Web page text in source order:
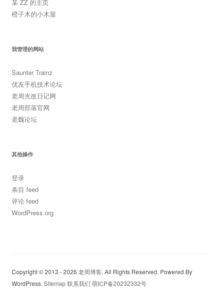
某 ZZ 的主页
橙子木的小木屋
我管理的网站
Saunter Trainz
优友手机技术论坛
老周光改日记网
老周部落官网
老魏论坛
其他操作
登录
条目 feed
评论 feed
WordPress.org
Copyright © 2013 - 2026 老周博客. All Rights Reserved. Powered By
WordPress. Sitemap联系我们 萌ICP备20232332号